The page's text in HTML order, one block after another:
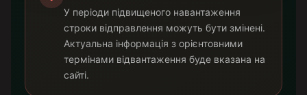
У періоди підвищеного навантаження
строки відправлення можуть бути змінені.
Актуальна інформація з орієнтовними
термінами відвантаження буде вказана на
сайті.